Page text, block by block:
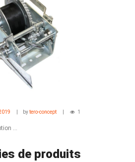
bytero-concept 1
...
de produits